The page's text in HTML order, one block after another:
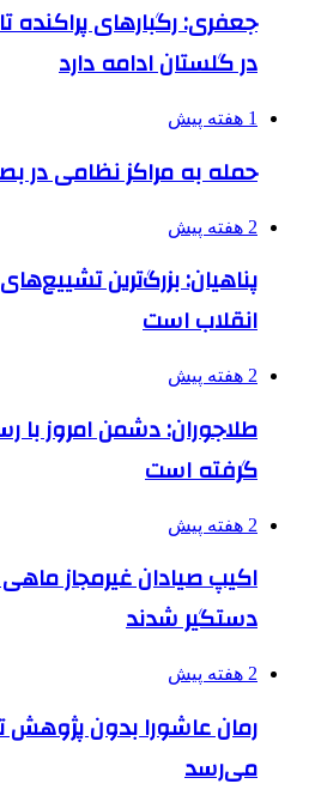
جعفری: رگبارهای پراکنده
در گلستان ادامه دارد
1 هفته پیش
حمله به مراکز نظامی در
2 هفته پیش
پناهیان: بزرگ‌ترین
انقلاب است
2 هفته پیش
طلاجوران: دشمن امروز با
گرفته است
2 هفته پیش
اکیپ صیادان غیرمجاز
دستگیر شدند
2 هفته پیش
رمان عاشورا بدون پژوهش
می‌رسد